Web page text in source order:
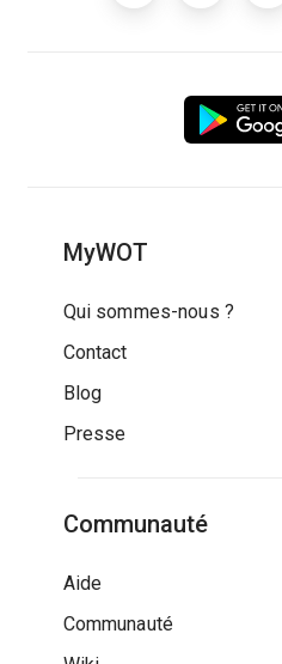
MyWOT
Qui sommes-nous ?
Contact
Blog
Presse
Communauté
Aide
Communauté